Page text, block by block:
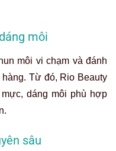
môi
môi vi chạm và đánh
Từ đó, Rio Beauty
dáng môi phù hợp
sâu